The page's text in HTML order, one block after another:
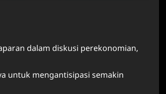
dalam diskusi perekonomian,
untuk mengantisipasi semakin